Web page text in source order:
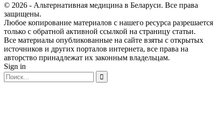
© 2026 - Альтернативная медицина в Беларуси. Все права
защищены.
Любое копирование материалов с нашего ресурса разрешается
только с обратной активной ссылкой на страницу статьи.
Все материалы опубликованные на сайте взяты с открытых
источников и других порталов интернета, все права на
авторство принадлежат их законным владельцам.
Sign in